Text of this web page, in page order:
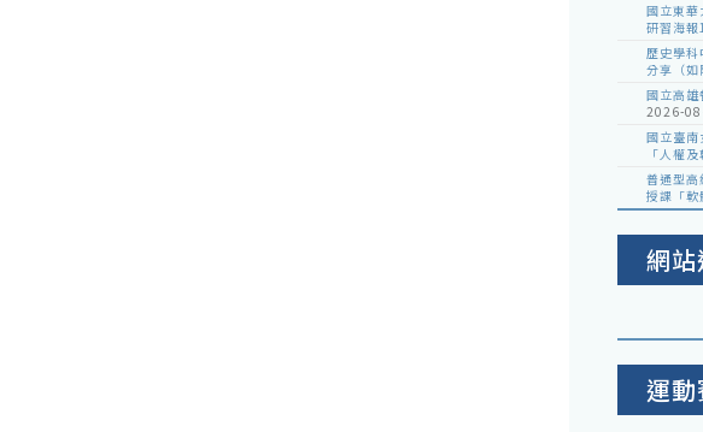
國立東
研習海
歷史學
分享（如
國立高
2026-
國立臺
「人權
普通型
授課「
網站
運